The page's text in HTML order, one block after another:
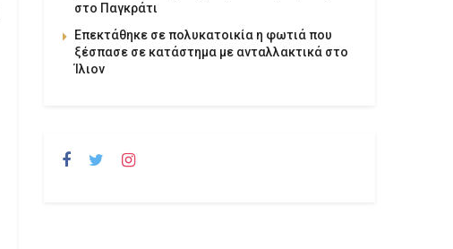
στο Παγκράτι
Επεκτάθηκε σε πολυκατοικία η φωτιά που
ξέσπασε σε κατάστημα με ανταλλακτικά στο
Ίλιον